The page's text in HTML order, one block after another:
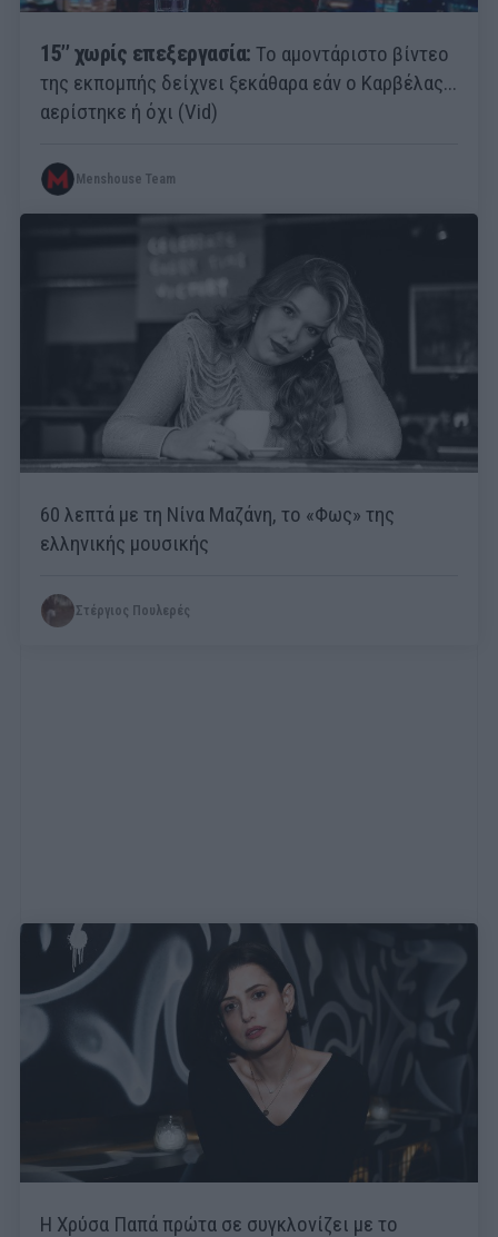
15’’ χωρίς επεξεργασία: Το αμοντάριστο βίντεο
της εκπομπής δείχνει ξεκάθαρα εάν ο Καρβέλας...
αερίστηκε ή όχι (Vid)
Menshouse Team
60 λεπτά με τη Νίνα Μαζάνη, το «Φως» της
ελληνικής μουσικής
Στέργιος Πουλερές
Η Χρύσα Παπά πρώτα σε συγκλονίζει με το